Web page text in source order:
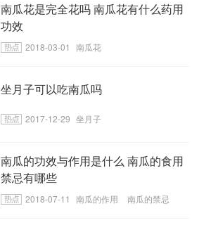
南瓜花是完全花吗 南瓜花有什么药用
功效
2018-03-01 南瓜花
坐月子可以吃南瓜吗
2017-12-29 坐月子
南瓜的功效与作用是什么 南瓜的食用
禁忌有哪些
2018-07-11 南瓜的作用 南瓜的禁忌